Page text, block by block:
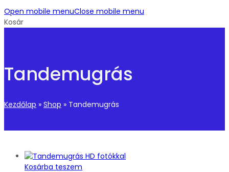
Open mobile menuClose mobile menu
Kosár
Tandemugrás
Kezdőlap » Shop » Tandemugrás
Kosárba teszem